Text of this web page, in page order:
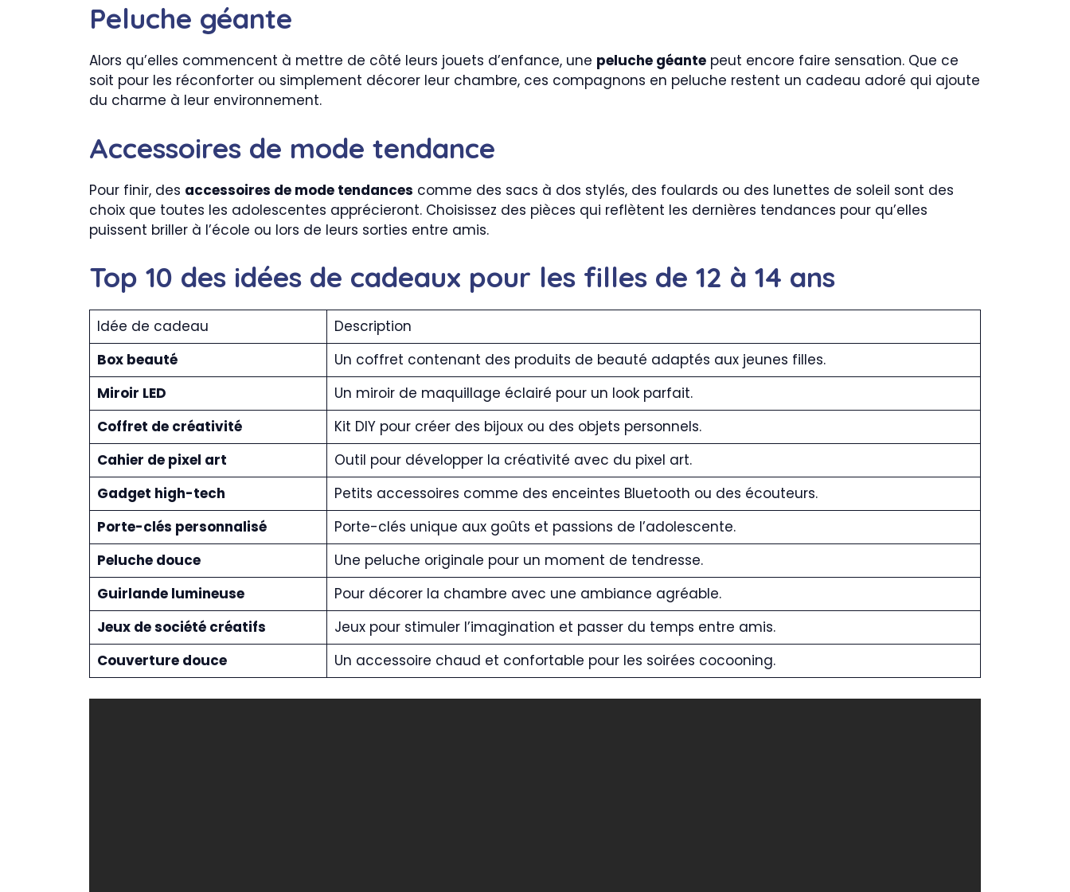
Peluche géante
Alors qu’elles commencent à mettre de côté leurs jouets d’enfance, une peluche géante peut encore faire sensation. Que ce
soit pour les réconforter ou simplement décorer leur chambre, ces compagnons en peluche restent un cadeau adoré qui ajoute
du charme à leur environnement.
Accessoires de mode tendance
Pour finir, des accessoires de mode tendances comme des sacs à dos stylés, des foulards ou des lunettes de soleil sont des
choix que toutes les adolescentes apprécieront. Choisissez des pièces qui reflètent les dernières tendances pour qu’elles
puissent briller à l’école ou lors de leurs sorties entre amis.
Top 10 des idées de cadeaux pour les filles de 12 à 14 ans
Idée de cadeau
Description
Box beauté
Un coffret contenant des produits de beauté adaptés aux jeunes filles.
Miroir LED
Un miroir de maquillage éclairé pour un look parfait.
Coffret de créativité
Kit DIY pour créer des bijoux ou des objets personnels.
Cahier de pixel art
Outil pour développer la créativité avec du pixel art.
Gadget high-tech
Petits accessoires comme des enceintes Bluetooth ou des écouteurs.
Porte-clés personnalisé
Porte-clés unique aux goûts et passions de l’adolescente.
Peluche douce
Une peluche originale pour un moment de tendresse.
Guirlande lumineuse
Pour décorer la chambre avec une ambiance agréable.
Jeux de société créatifs
Jeux pour stimuler l’imagination et passer du temps entre amis.
Couverture douce
Un accessoire chaud et confortable pour les soirées cocooning.